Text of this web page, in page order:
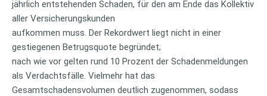
jährlich entstehenden Schaden, für den am Ende das Kollektiv
aller Versicherungskunden
aufkommen muss. Der Rekordwert liegt nicht in einer
gestiegenen Betrugsquote begründet;
nach wie vor gelten rund 10 Prozent der Schadenmeldungen
als Verdachtsfälle. Vielmehr hat das
Gesamtschadensvolumen deutlich zugenommen, sodass